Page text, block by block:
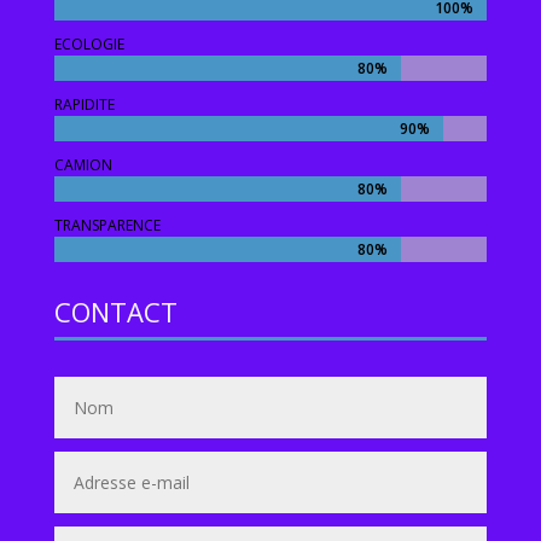
100%
100%
ECOLOGIE
80%
80%
RAPIDITE
90%
90%
CAMION
80%
80%
TRANSPARENCE
80%
80%
CONTACT